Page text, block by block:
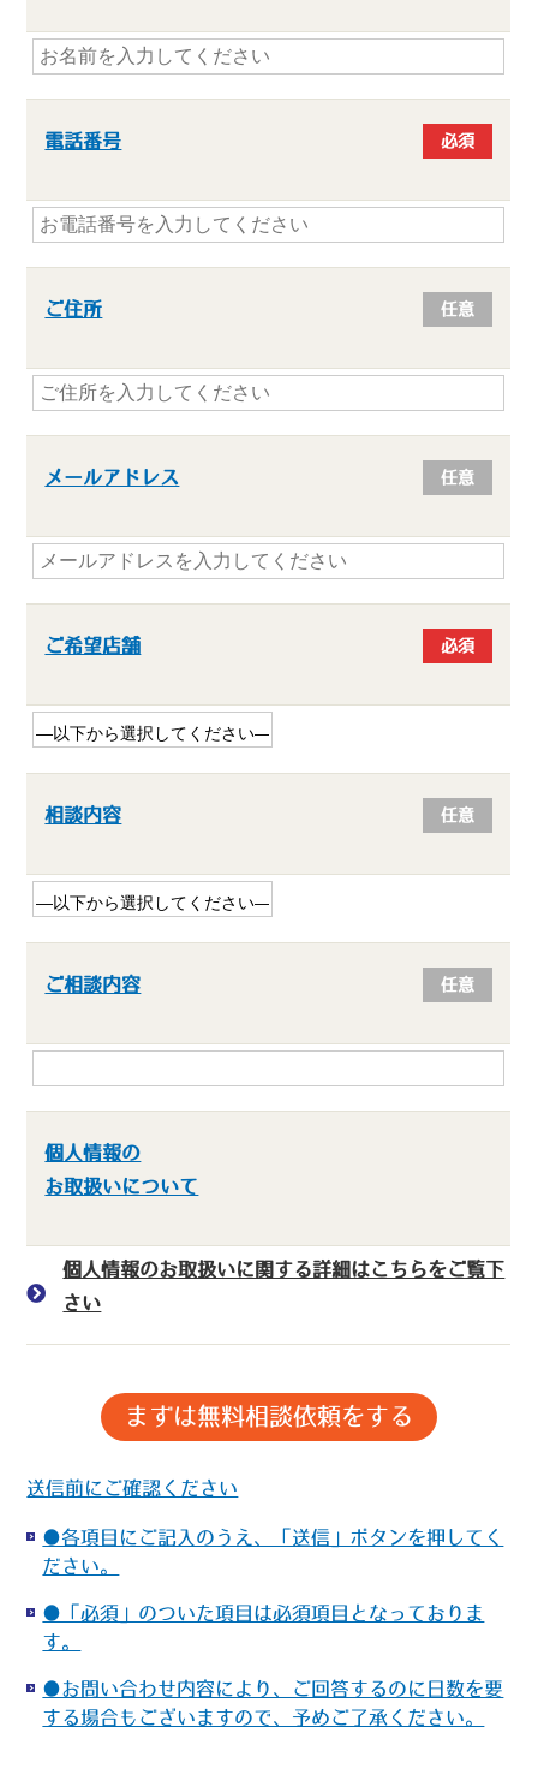
電話番号 必須
ご住所 任意
メールアドレス 任意
ご希望店舗 必須
相談内容 任意
ご相談内容 任意
個人情報の
お取扱いについて
個人情報のお取扱いに関する詳細はこちらをご覧下
さい
送信前にご確認ください
●各項目にご記入のうえ、「送信」ボタンを押してく
ださい。
●「必須」のついた項目は必須項目となっておりま
す。
●お問い合わせ内容により、ご回答するのに日数を要
する場合もございますので、予めご了承ください。